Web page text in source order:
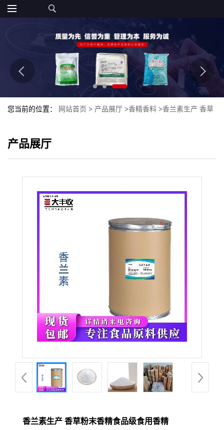
您当前的位置： 网站首页 > 产品展厅 >香精香料 >香兰素生产 香草
产品展厅
香兰素生产 香草粉末香精食品级食用香精